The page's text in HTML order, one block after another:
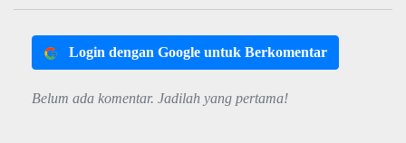
Login dengan Google untuk Berkomentar
Belum ada komentar. Jadilah yang pertama!